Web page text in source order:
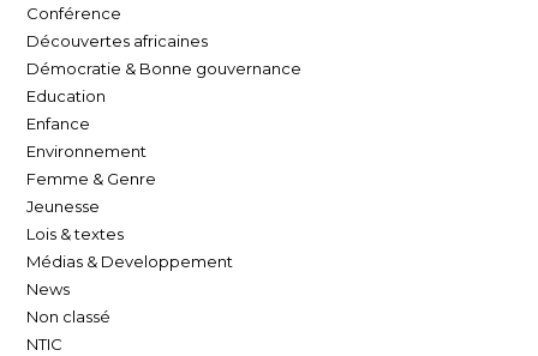
Conférence
Découvertes africaines
Démocratie & Bonne gouvernance
Education
Enfance
Environnement
Femme & Genre
Jeunesse
Lois & textes
Médias & Developpement
News
Non classé
NTIC